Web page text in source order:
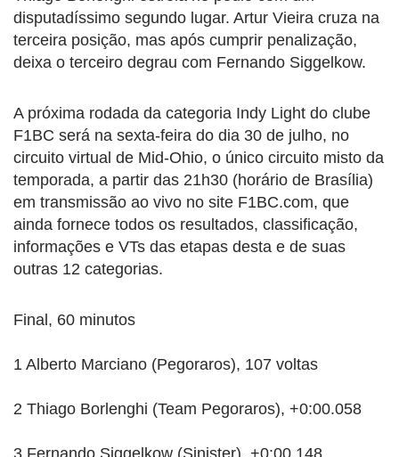
disputadíssimo segundo lugar. Artur Vieira cruza na
terceira posição, mas após cumprir penalização,
deixa o terceiro degrau com Fernando Siggelkow.
A próxima rodada da categoria Indy Light do clube
F1BC será na sexta-feira do dia 30 de julho, no
circuito virtual de Mid-Ohio, o único circuito misto da
temporada, a partir das 21h30 (horário de Brasília)
em transmissão ao vivo no site F1BC.com, que
ainda fornece todos os resultados, classificação,
informações e VTs das etapas desta e de suas
outras 12 categorias.
Final, 60 minutos
1 Alberto Marciano (Pegoraros), 107 voltas
2 Thiago Borlenghi (Team Pegoraros), +0:00.058
3 Fernando Siggelkow (Sinister), +0:00.148